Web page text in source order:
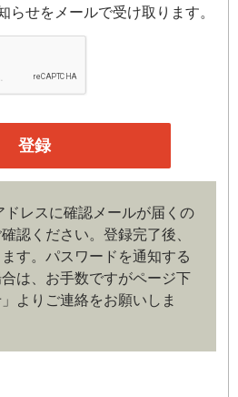
資家や金融機関の役職員、事業
などの役職員、もしくは専門家の
ことを条件とし、登録の申し込み
を承諾した時点で、本会員規約の
約に違反するおそれがある場合に
否もしくは抹消することができま
スワードの管理）
ードの利用、管理は会員の自己責
ます。会員は、ユーザー名および
洩、利用許諾、貸与、譲渡、名
らせをメールで受け取ります。
ドレスに確認メールが届くの
認ください。登録完了後、
す。パスワードを通知する
は、お手数ですがページ下
よりご連絡をお願いしま